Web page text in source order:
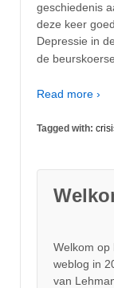
geschiedenis
deze keer
Depressie in
de
Read more ›
Tagged with:
Welkom op
weblog in
van